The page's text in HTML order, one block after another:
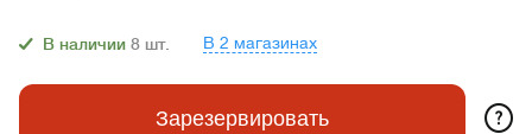
В наличии 8 шт. В 2 магазинах
Зарезервировать ?